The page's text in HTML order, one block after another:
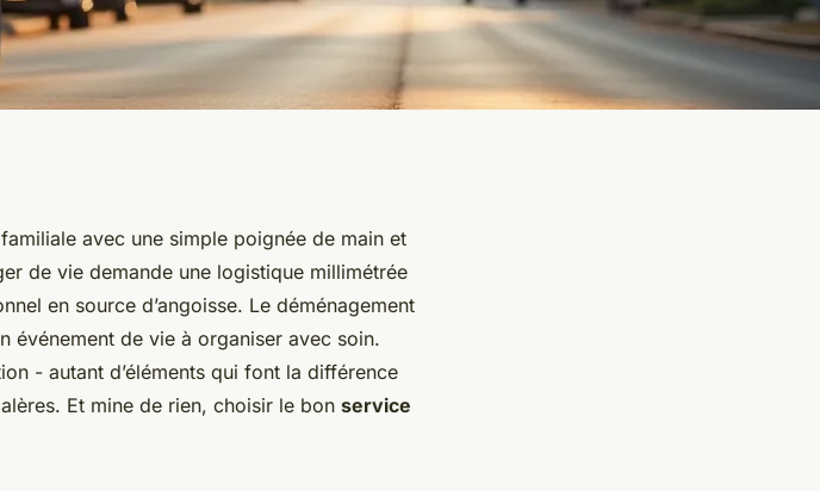
avec une simple poignée de main et
de vie demande une logistique millimétrée
en source d’angoisse. Le déménagement
événement de vie à organiser avec soin.
- autant d’éléments qui font la différence
Et mine de rien, choisir le bon service